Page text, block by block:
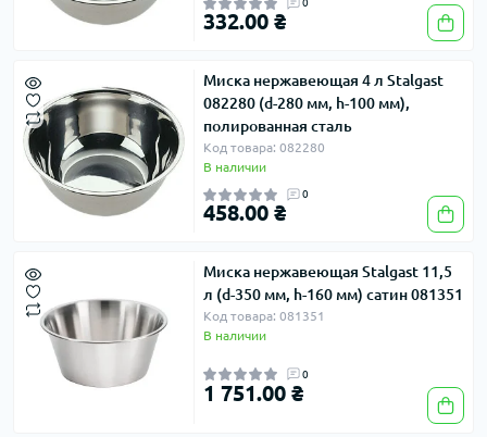
0
332.00 ₴
Миска нержавеющая 4 л Stalgast
082280 (d-280 мм, h-100 мм),
полированная сталь
Код товара: 082280
В наличии
0
458.00 ₴
Миска нержавеющая Stalgast 11,5
л (d-350 мм, h-160 мм) сатин 081351
Код товара: 081351
В наличии
0
1 751.00 ₴